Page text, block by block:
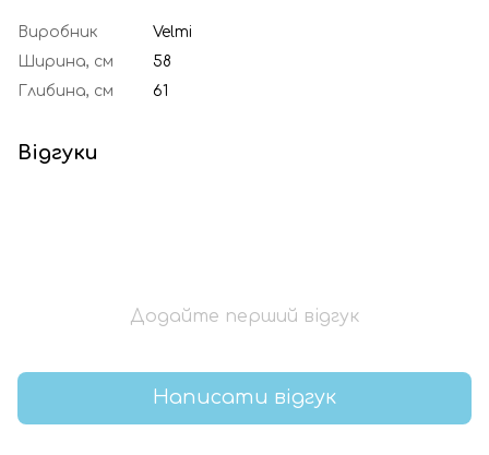
Виробник
Velmi
Ширина, см
58
Глибина, см
61
Відгуки
Додайте перший відгук
Написати відгук